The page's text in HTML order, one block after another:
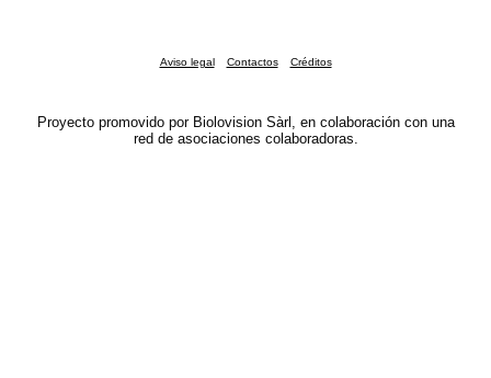
Aviso legal Contactos Créditos
Proyecto promovido por Biolovision Sàrl, en colaboración con una
red de asociaciones colaboradoras.